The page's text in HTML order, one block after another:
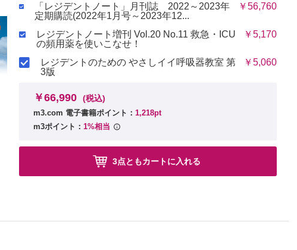
「レジデントノート」月刊誌 2022～2023年
定期購読(2022年1月号～2023年12...
￥56,760
レジデントノート増刊 Vol.20 No.11 救急・ICU
の頻用薬を使いこなせ！
￥5,170
レジデントのための やさしイイ呼吸器教室 第
3版
￥5,060
￥66,990 (税込)
m3.com 電子書籍ポイント： 1,218pt
m3ポイント： 1%相当
3点ともカートに入れる